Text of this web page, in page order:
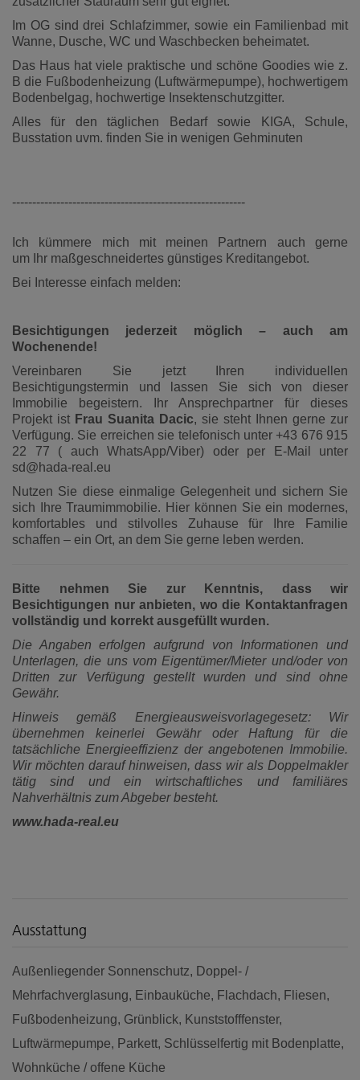
Im OG sind drei Schlafzimmer, sowie ein Familienbad mit
Wanne, Dusche, WC und Waschbecken beheimatet.
Das Haus hat viele praktische und schöne Goodies wie z.
B die Fußbodenheizung (Luftwärmepumpe), hochwertigem
Bodenbelgag, hochwertige Insektenschutzgitter.
Alles für den täglichen Bedarf sowie KIGA, Schule,
Busstation uvm. finden Sie in wenigen Gehminuten
----------------------------------------------------------
Ich kümmere mich mit meinen Partnern auch gerne
um Ihr maßgeschneidertes günstiges Kreditangebot.
Bei Interesse einfach melden:
Besichtigungen jederzeit möglich – auch am
Wochenende!
Vereinbaren Sie jetzt Ihren individuellen
Besichtigungstermin und lassen Sie sich von dieser
Immobilie begeistern. Ihr Ansprechpartner für dieses
Projekt ist Frau Suanita Dacic, sie steht Ihnen gerne zur
Verfügung. Sie erreichen sie telefonisch unter +43 676 915
22 77 ( auch WhatsApp/Viber) oder per E-Mail unter
sd@hada-real.eu
Nutzen Sie diese einmalige Gelegenheit und sichern Sie
sich Ihre Traumimmobilie. Hier können Sie ein modernes,
komfortables und stilvolles Zuhause für Ihre Familie
schaffen – ein Ort, an dem Sie gerne leben werden.
Bitte nehmen Sie zur Kenntnis, dass wir
Besichtigungen nur anbieten, wo die Kontaktanfragen
vollständig und korrekt ausgefüllt wurden.
Die Angaben erfolgen aufgrund von Informationen und
Unterlagen, die uns vom Eigentümer/Mieter und/oder von
Dritten zur Verfügung gestellt wurden und sind ohne
Gewähr.
Hinweis gemäß Energieausweisvorlagegesetz: Wir
übernehmen keinerlei Gewähr oder Haftung für die
tatsächliche Energieeffizienz der angebotenen Immobilie.
Wir möchten darauf hinweisen, dass wir als Doppelmakler
tätig sind und ein wirtschaftliches und familiäres
Nahverhältnis zum Abgeber besteht.
www.hada-real.eu
Ausstattung
Außenliegender Sonnenschutz
Doppel- /
Mehrfachverglasung
Einbauküche Flachdach
Fliesen
Fußbodenheizung Grünblick
Kunststofffenster
Luftwärmepumpe
Parkett Schlüsselfertig mit Bodenplatte
Wohnküche / offene Küche